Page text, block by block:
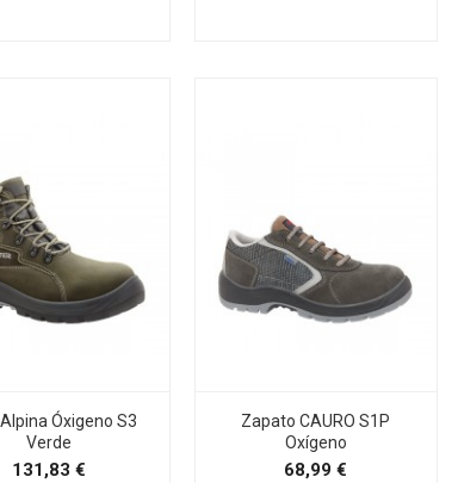
Óxigeno S3
Verde
131,83 €Precio
Zapato CAURO S1P
Oxígeno
68,99 €